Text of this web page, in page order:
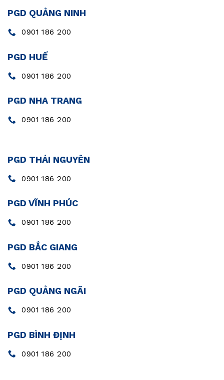
PGD QUẢNG NINH
0901 186 200
PGD HUẾ
0901 186 200
PGD NHA TRANG
0901 186 200
PGD THÁI NGUYÊN
0901 186 200
PGD VĨNH PHÚC
0901 186 200
PGD BẮC GIANG
0901 186 200
PGD QUẢNG NGÃI
0901 186 200
PGD BÌNH ĐỊNH
0901 186 200